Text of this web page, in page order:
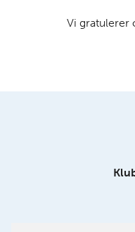
Vi gratulerer